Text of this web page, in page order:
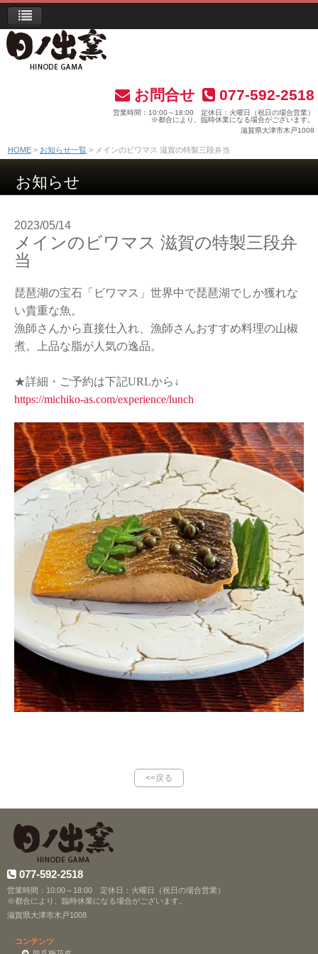
お問合せ 077-592-2518
営業時間：10:00～18:00 定休日：火曜日（祝日の場合営業）
※都合により、臨時休業になる場合がございます。
滋賀県大津市木戸1008
HOME お知らせ一覧 メインのビワマス 滋賀の特製三段弁当
お知らせ
2023/05/14
メインのビワマス 滋賀の特製三段弁
当
琵琶湖の宝石「ビワマス」世界中で琵琶湖でしか獲れな
い貴重な魚。
漁師さんから直接仕入れ、漁師さんおすすめ料理の山椒
煮。上品な脂が人気の逸品。
★詳細・ご予約は下記URLから↓
https://michiko-as.com/experience/lunch
<<戻る
077-592-2518
営業時間：10:00～18:00 定休日：火曜日（祝日の場合営業）
※都合により、臨時休業になる場合がございます。
滋賀県大津市木戸1008
コンテンツ